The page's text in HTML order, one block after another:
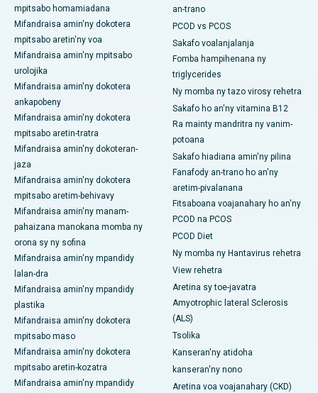
mpitsabo homamiadana
Mifandraisa amin'ny dokotera
mpitsabo aretin'ny voa
Mifandraisa amin'ny mpitsabo
urolojika
Mifandraisa amin'ny dokotera
ankapobeny
Mifandraisa amin'ny dokotera
mpitsabo aretin-tratra
Mifandraisa amin'ny dokoteran-
jaza
Mifandraisa amin'ny dokotera
mpitsabo aretim-behivavy
Mifandraisa amin'ny manam-
pahaizana manokana momba ny
orona sy ny sofina
Mifandraisa amin'ny mpandidy
lalan-dra
Mifandraisa amin'ny mpandidy
plastika
Mifandraisa amin'ny dokotera
mpitsabo maso
Mifandraisa amin'ny dokotera
mpitsabo aretin-kozatra
Mifandraisa amin'ny mpandidy
an-trano
PCOD vs PCOS
Sakafo voalanjalanja
Fomba hampihenana ny
triglycerides
Ny momba ny tazo virosy rehetra
Sakafo ho an'ny vitamina B12
Ra mainty mandritra ny vanim-
potoana
Sakafo hiadiana amin'ny pilina
Fanafody an-trano ho an'ny
aretim-pivalanana
Fitsaboana voajanahary ho an'ny
PCOD na PCOS
PCOD Diet
Ny momba ny Hantavirus rehetra
View rehetra
Aretina sy toe-javatra
Amyotrophic lateral Sclerosis
(ALS)
Tsolika
Kanseran'ny atidoha
kanseran'ny nono
Aretina voa voajanahary (CKD)